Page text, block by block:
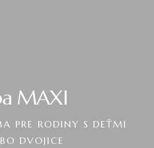
MAXI
PRE RODINY S DEŤMI
DVOJICE